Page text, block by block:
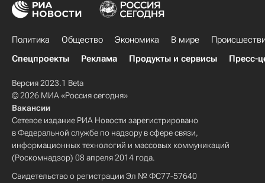
Политика Общество Экономика В мире
Спецпроекты
Реклама Продукты и сервисы Пресс-
Версия 2023.1 Beta
© 2026 МИА «Россия сегодня»
Вакансии
Сетевое издание РИА Новости зарегистрировано
в Федеральной службе по надзору в сфере связи,
информационных технологий и массовых коммуникаций
(Роскомнадзор) 08 апреля 2014 года.
Свидетельство о регистрации Эл № ФС77-57640